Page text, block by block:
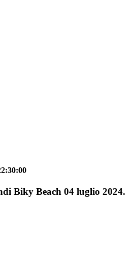
Biky Beach 04 luglio 2024.